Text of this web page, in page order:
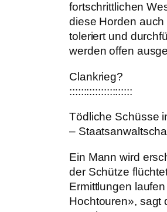
fortschrittlichen
diese Horden auch
toleriert und
werden offen
Clankrieg?
::::::::::::::::::::::
Tödliche Schüsse
–
Ein Mann wird
der Schütze
Ermittlungen
Hochtouren», sagt